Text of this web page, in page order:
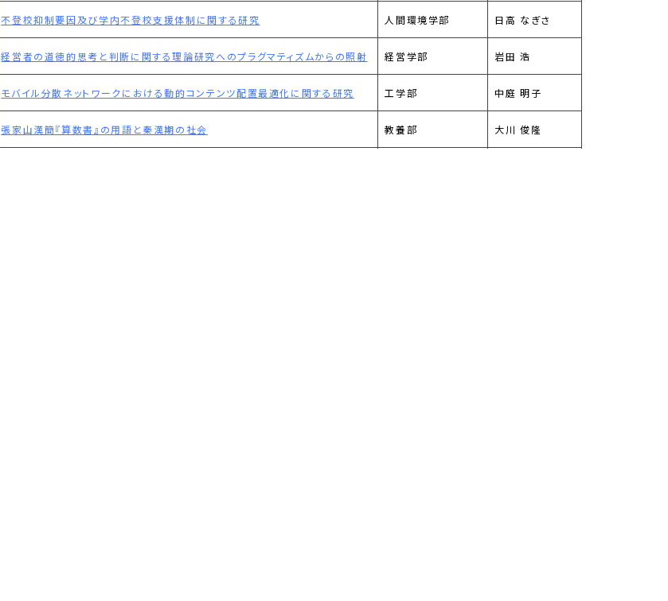
不登校抑制要因及び学内不登校支援体制に関する研究 人間環境学部 日高 なぎさ
経営者の道徳的思考と判断に関する理論研究へのプラグマティズムからの照射 経営学部 岩田 浩
モバイル分散ネットワークにおける動的コンテンツ配置最適化に関する研究 工学部 中庭 明子
張家山漢簡『算数書』の用語と秦漢期の社会 教養部 大川 俊隆